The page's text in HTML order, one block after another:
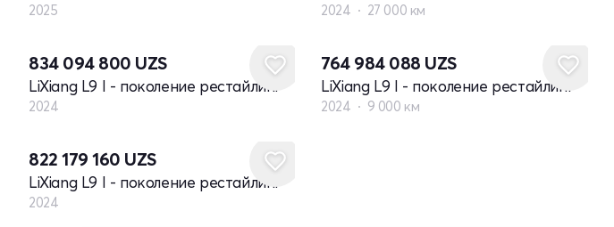
2025 2024 27 000 км
834 094 800 UZS
LiXiang L9 I - поколение рестайлинг
2024
764 984 088 UZS
LiXiang L9 I - поколение рестайлинг
2024 9 000 км
822 179 160 UZS
LiXiang L9 I - поколение рестайлинг
2024